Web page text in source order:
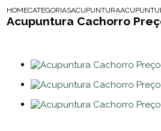
HOMECATEGORIASACUPUNTURA ANIMAL
Acupuntura Cachorro